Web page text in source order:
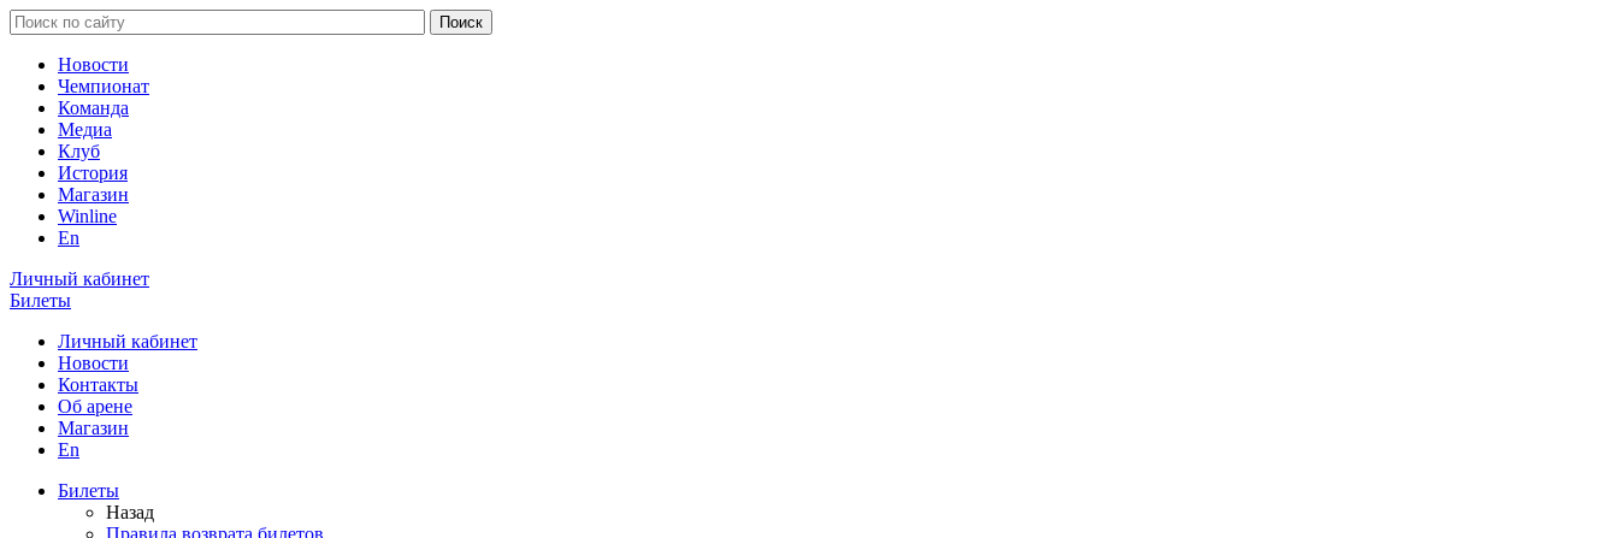
Новости
Чемпионат
Команда
Медиа
Клуб
История
Магазин
Winline
En
Личный кабинет
Билеты
Личный кабинет
Новости
Контакты
Об арене
Магазин
En
Билеты
Назад
Правила возврата билетов